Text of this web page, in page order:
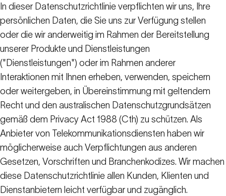
In dieser Datenschutzrichtlinie verpflichten wir uns, Ihre
persönlichen Daten, die Sie uns zur Verfügung stellen
oder die wir anderweitig im Rahmen der Bereitstellung
unserer Produkte und Dienstleistungen
("Dienstleistungen") oder im Rahmen anderer
Interaktionen mit Ihnen erheben, verwenden, speichern
oder weitergeben, in Übereinstimmung mit geltendem
Recht und den australischen Datenschutzgrundsätzen
gemäß dem Privacy Act 1988 (Cth) zu schützen. Als
Anbieter von Telekommunikationsdiensten haben wir
möglicherweise auch Verpflichtungen aus anderen
Gesetzen, Vorschriften und Branchenkodizes. Wir machen
diese Datenschutzrichtlinie allen Kunden, Klienten und
Dienstanbietern leicht verfügbar und zugänglich.